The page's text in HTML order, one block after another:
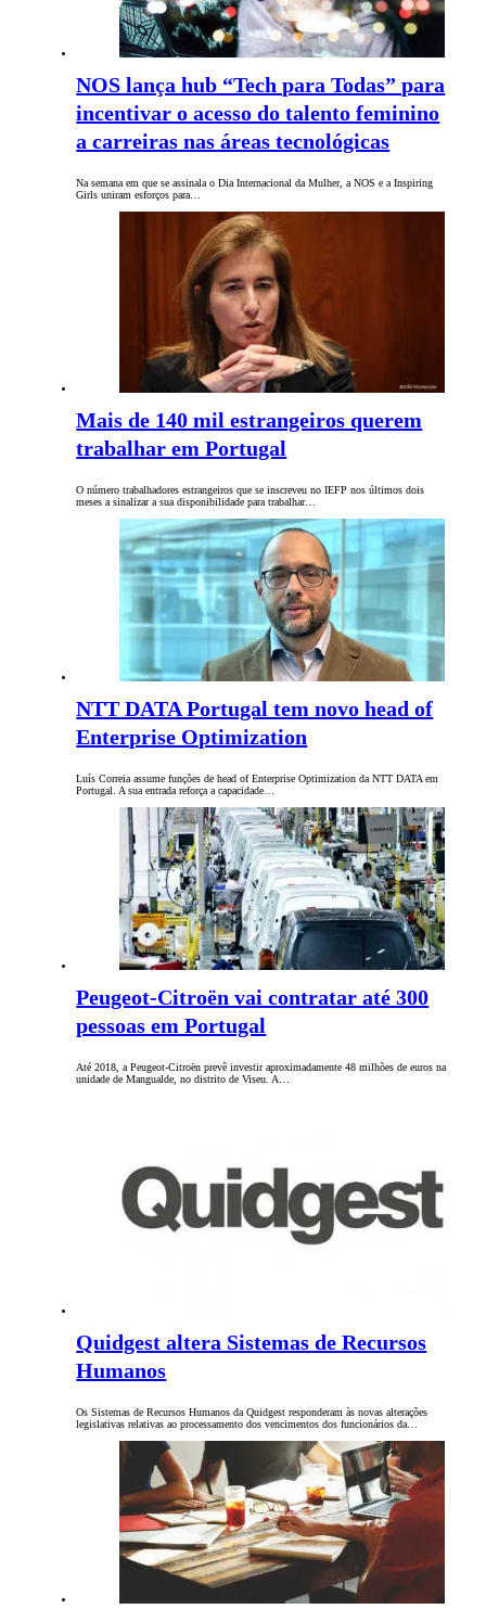
NOS lança hub “Tech para Todas” para
incentivar o acesso do talento feminino
a carreiras nas áreas tecnológicas
Na semana em que se assinala o Dia Internacional da Mulher, a NOS e a Inspiring
Girls uniram esforços para…
Mais de 140 mil estrangeiros querem
trabalhar em Portugal
O número trabalhadores estrangeiros que se inscreveu no IEFP nos últimos dois
meses a sinalizar a sua disponibilidade para trabalhar…
NTT DATA Portugal tem novo head of
Enterprise Optimization
Luís Correia assume funções de head of Enterprise Optimization da NTT DATA em
Portugal. A sua entrada reforça a capacidade…
Peugeot-Citroën vai contratar até 300
pessoas em Portugal
Até 2018, a Peugeot-Citroën prevê investir aproximadamente 48 milhões de euros na
unidade de Mangualde, no distrito de Viseu. A…
Quidgest altera Sistemas de Recursos
Humanos
Os Sistemas de Recursos Humanos da Quidgest responderam às novas alterações
legislativas relativas ao processamento dos vencimentos dos funcionários da…